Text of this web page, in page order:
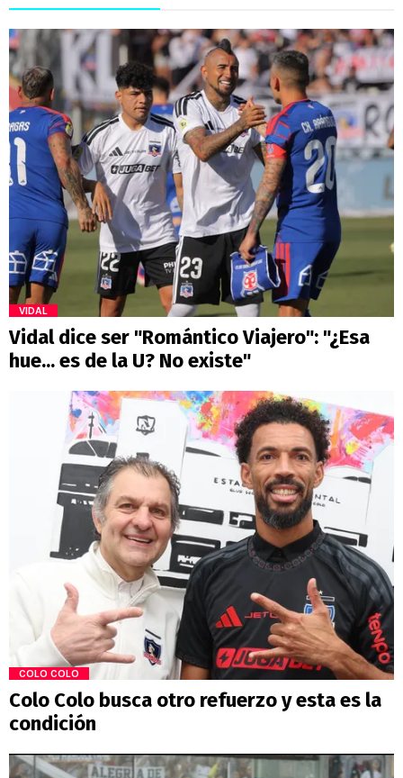
VIDAL
Vidal dice ser "Romántico Viajero": "¿Esa
hue... es de la U? No existe"
COLO COLO
Colo Colo busca otro refuerzo y esta es la
condición